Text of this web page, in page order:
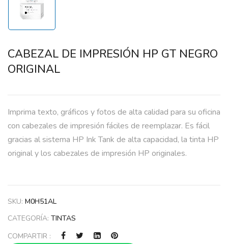
CABEZAL DE IMPRESIÓN HP GT NEGRO
ORIGINAL
Imprima texto, gráficos y fotos de alta calidad para su oficina
con cabezales de impresión fáciles de reemplazar. Es fácil
gracias al sistema HP Ink Tank de alta capacidad, la tinta HP
original y los cabezales de impresión HP originales.
SKU: M0H51AL
CATEGORÍA: TINTAS
COMPARTIR :